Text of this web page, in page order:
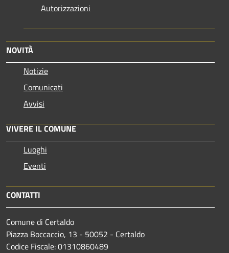
Autorizzazioni
NOVITÀ
Notizie
Comunicati
Avvisi
VIVERE IL COMUNE
Luoghi
Eventi
CONTATTI
Comune di Certaldo
Piazza Boccaccio, 13 - 50052 - Certaldo
Codice Fiscale: 01310860489